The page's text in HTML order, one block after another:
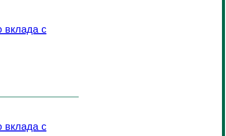
вклада с
вклада с